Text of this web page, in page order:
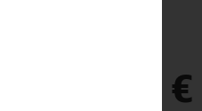
18,90 €